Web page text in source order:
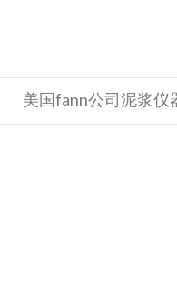
美国fann公司泥浆仪